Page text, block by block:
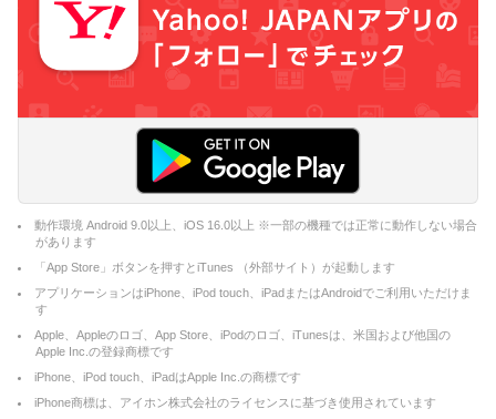
動作環境 Android 9.0以上、iOS 16.0以上 ※一部の機種では正常に動作しない場合
があります
「App Store」ボタンを押すとiTunes （外部サイト）が起動します
アプリケーションはiPhone、iPod touch、iPadまたはAndroidでご利用いただけま
す
Apple、Appleのロゴ、App Store、iPodのロゴ、iTunesは、米国および他国の
Apple Inc.の登録商標です
iPhone、iPod touch、iPadはApple Inc.の商標です
iPhone商標は、アイホン株式会社のライセンスに基づき使用されています